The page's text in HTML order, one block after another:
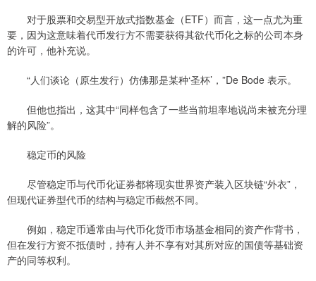
对于股票和交易型开放式指数基金（ETF）而言，这一点尤为重
要，因为这意味着代币发行方不需要获得其欲代币化之标的公司本身
的许可，他补充说。
“人们谈论（原生发行）仿佛那是某种‘圣杯’，”De Bode 表示。
但他也指出，这其中“同样包含了一些当前坦率地说尚未被充分理
解的风险”。
稳定币的风险
尽管稳定币与代币化证券都将现实世界资产装入区块链“外衣”，
但现代证券型代币的结构与稳定币截然不同。
例如，稳定币通常由与代币化货币市场基金相同的资产作背书，
但在发行方资不抵债时，持有人并不享有对其所对应的国债等基础资
产的同等权利。